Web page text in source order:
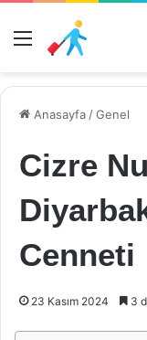
Menü
Anasayfa /Genel
Cizre
Cenneti
23 Kasım 2024 3